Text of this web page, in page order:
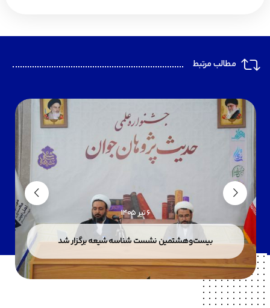
مطالب مرتبط
6 تیر 1405
بیست‌وهشتمین نشست شناسه شیعه برگزار شد